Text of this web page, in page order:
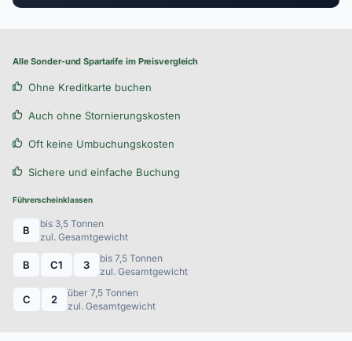
Alle Sonder-und Spartarife im Preisvergleich
Ohne Kreditkarte buchen
Auch ohne Stornierungskosten
Oft keine Umbuchungskosten
Sichere und einfache Buchung
Führerscheinklassen
B
bis 3,5 Tonnen
zul. Gesamtgewicht
B C1 3
bis 7,5 Tonnen
zul. Gesamtgewicht
C 2
über 7,5 Tonnen
zul. Gesamtgewicht